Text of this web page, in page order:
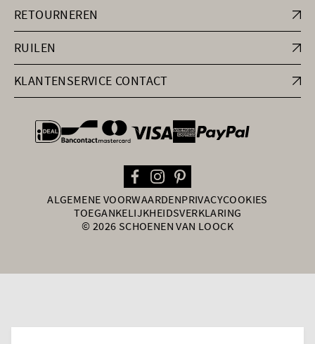
RETOURNEREN
RUILEN
KLANTENSERVICE CONTACT
general.paymentOptions
ALGEMENE VOORWAARDENPRIVACYCOOKIES
TOEGANKELIJKHEIDSVERKLARING
© 2026 SCHOENEN VAN LOOCK